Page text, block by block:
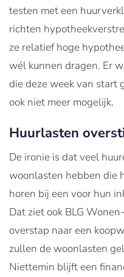
testen met een
richten
ze relatief hoge
wél kunnen dragen. Er
die deze week van start
ook niet meer mogelijk.
Huurlasten
De ironie is dat veel
woonlasten hebben die
horen bij een voor hun
Dat ziet ook BLG
overstap naar een
zullen de woonlasten
Niettemin blijft een